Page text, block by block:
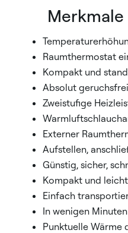
Raumthermostat
Kompakt und
Absolut geruchsfrei
Zweistufige
Externer
Aufstellen,
Günstig, sicher,
Kompakt und leicht
Einfach
In wenigen
Punktuelle Wärme